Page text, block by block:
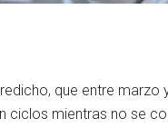
que entre
ciclos mientras no se